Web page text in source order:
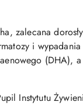
zalecana
i
(DHA),
Instytutu